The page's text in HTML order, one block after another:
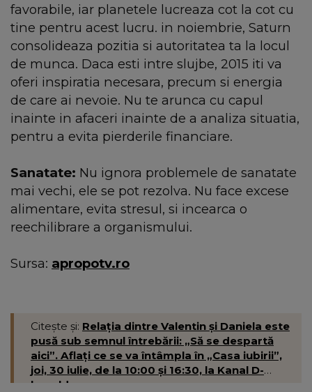
favorabile, iar planetele lucreaza cot la cot cu
tine pentru acest lucru. in noiembrie, Saturn
consolideaza pozitia si autoritatea ta la locul
de munca. Daca esti intre slujbe, 2015 iti va
oferi inspiratia necesara, precum si energia
de care ai nevoie. Nu te arunca cu capul
inainte in afaceri inainte de a analiza situatia,
pentru a evita pierderile financiare.
Sanatate: Nu ignora problemele de sanatate
mai vechi, ele se pot rezolva. Nu face excese
alimentare, evita stresul, si incearca o
reechilibrare a organismului.
Sursa: apropotv.ro
Citește și: Relația dintre Valentin și Daniela este
pusă sub semnul întrebării: „Să se despartă
aici”. Aflați ce se va întâmpla în „Casa iubirii”,
joi, 30 iulie, de la 10:00 și 16:30, la Kanal D-
kanald.ro